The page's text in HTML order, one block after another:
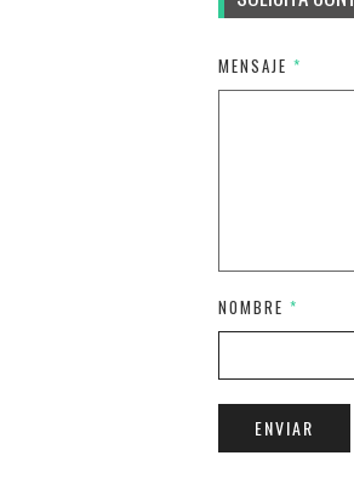
MENSAJE *
NOMBRE *